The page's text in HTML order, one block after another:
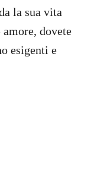
la sua vita
dovete
esigenti e